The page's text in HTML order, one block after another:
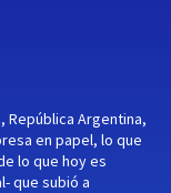
República Argentina,
en papel, lo que
lo que hoy es
que subió a